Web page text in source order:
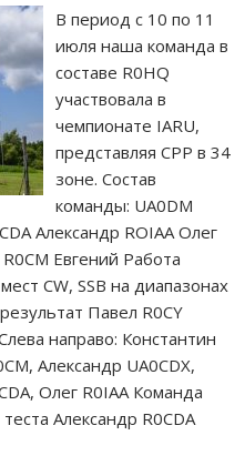
В период с 10 по 11
июля наша команда в
составе R0HQ
участвовала в
чемпионате IARU,
представляя СРР в 34
зоне. Состав
команды: UA0DM
Александр ROIAA Олег
Евгений Работа
CW, SSB на диапазонах
Павел R0CY
направо: Константин
Александр UA0CDX,
Олег R0IAA Команда
Александр R0CDA